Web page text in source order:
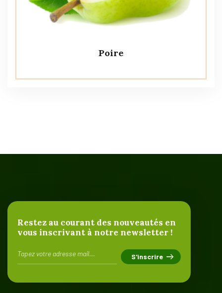
Poire
Restez au courant des nouveautés en
vous inscrivant à notre newsletter !